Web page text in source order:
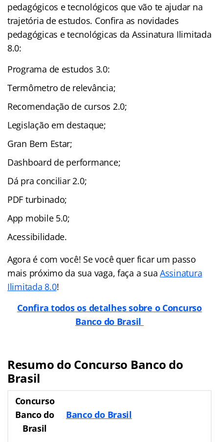
pedagógicos e tecnológicos que vão te ajudar na
trajetória de estudos. Confira as novidades
pedagógicas e tecnológicas da Assinatura Ilimitada
8.0:
Programa de estudos 3.0:
Termômetro de relevância;
Recomendação de cursos 2.0;
Legislação em destaque;
Gran Bem Estar;
Dashboard de performance;
Dá pra conciliar 2.0;
PDF turbinado;
App mobile 5.0;
Acessibilidade.
Agora é com você! Se você quer ficar um passo
mais próximo da sua vaga, faça a suaAssinatura
Ilimitada 8.0!
Confira todos os detalhes sobre o Concurso
Banco do Brasil
Resumo do Concurso Banco do
Brasil
Concurso
Banco do
Brasil
Banco do Brasil